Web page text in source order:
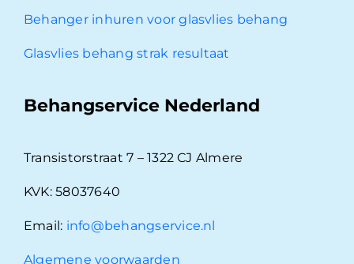
Behanger inhuren voor glasvlies behang
Glasvlies behang strak resultaat
Behangservice Nederland
Transistorstraat 7 – 1322 CJ Almere
KVK: 58037640
Email: info@behangservice.nl
Algemene voorwaarden